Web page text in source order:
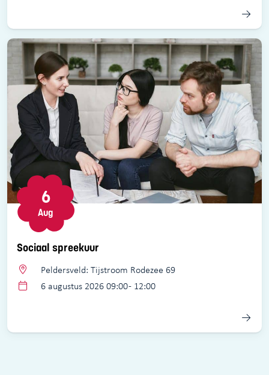
Sociaal spreekuur
6
Aug
Peldersveld: Tijstroom Rodezee 69
6 augustus 2026 09:00 - 12:00